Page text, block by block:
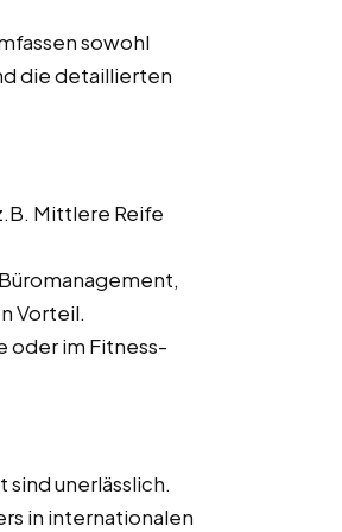
sowohl
die detaillierten
Mittlere Reife
Vorteil.
oder im Fitness-
unerlässlich.
in internationalen